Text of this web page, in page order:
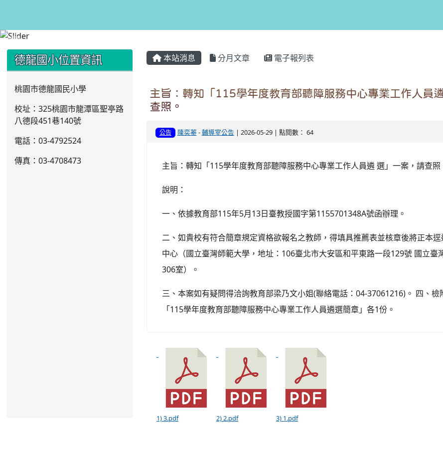
本站消息 分月文章 電子報列表
主旨：轉知「115學年度教育部聽障服務中心專業工作人員
查照。
公告 陳奕蓁-輔導室公告 | 2026-05-29 | 點閱數： 64
主旨：轉知「115學年度教育部聽障服務中心專業工作人員遴 選」一案，請查照
說明：
一、依據教育部115年5月13日臺教授國字第1155701348A號函辦理。
二、如貴校有符合簡章規定資格欲報名之教師，得填具推薦表並核章後將正本
中心（國立臺灣師範大學，地址：106臺北市大安區和平東路一段129號 國立臺
306室）。
三、本案如有疑問得洽詢教育部梁乃文小姐(聯絡電話：04-37061216)。 四、檢
「115學年度教育部聽障服務中心專業工作人員遴選簡章」各1份。
1) 3.pdf 2) 2.pdf 3) 1.pdf
::: 德龍國小位置資訊
桃園市德龍國民小學
校址：325桃園市龍潭區聖亭路
八德段451巷140號
電話：03-4792524
傳真：03-4708473